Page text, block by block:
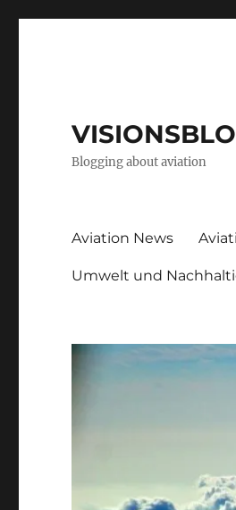
Blogging about aviation
Aviation News
Umwelt und